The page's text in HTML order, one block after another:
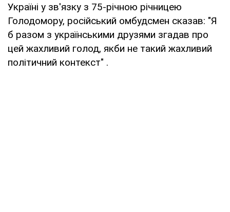
Україні у зв'язку з 75-річною річницею
Голодомору, російський омбудсмен сказав: "Я
б разом з українськими друзями згадав про
цей жахливий голод, якби не такий жахливий
політичний контекст" .